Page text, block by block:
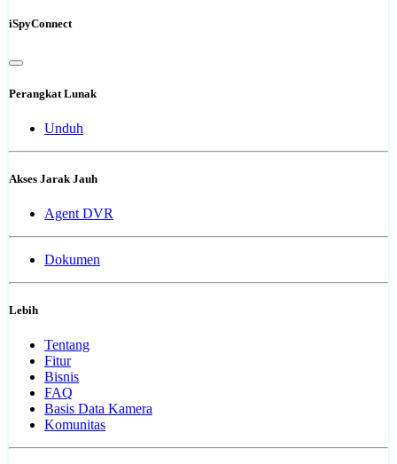
iSpyConnect
Perangkat Lunak
Unduh
Akses Jarak Jauh
Agent DVR
Dokumen
Lebih
Tentang
Fitur
Bisnis
FAQ
Basis Data Kamera
Komunitas